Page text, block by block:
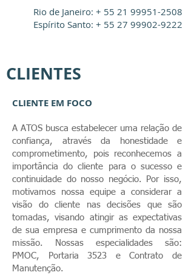
Rio de Janeiro: + 55 21 99951-2508
Espírito Santo: + 55 27 99902-9222
CLIENTES
CLIENTE EM FOCO
A ATOS busca estabelecer uma relação de
confiança, através da honestidade e
comprometimento, pois reconhecemos a
importância do cliente para o sucesso e
continuidade do nosso negócio. Por isso,
motivamos nossa equipe a considerar a
visão do cliente nas decisões que são
tomadas, visando atingir as expectativas
de sua empresa e cumprimento da nossa
missão. Nossas especialidades são:
PMOC, Portaria 3523 e Contrato de
Manutenção.